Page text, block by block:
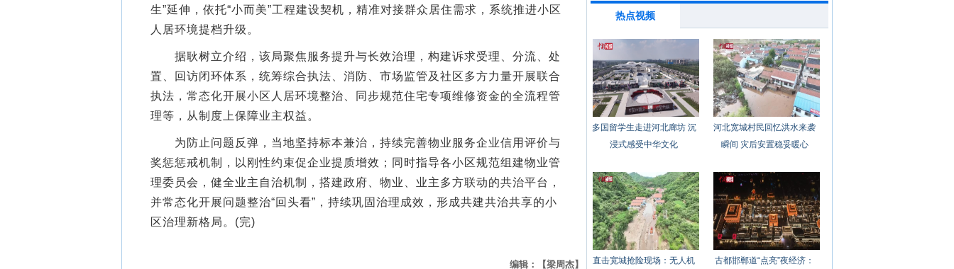
生”延伸，依托“小而美”工程建设契机，精准对接群众居住需求，系统推进小区
人居环境提档升级。
据耿树立介绍，该局聚焦服务提升与长效治理，构建诉求受理、分流、处
置、回访闭环体系，统筹综合执法、消防、市场监管及社区多方力量开展联合
执法，常态化开展小区人居环境整治、同步规范住宅专项维修资金的全流程管
理等，从制度上保障业主权益。
为防止问题反弹，当地坚持标本兼治，持续完善物业服务企业信用评价与
奖惩惩戒机制，以刚性约束促企业提质增效；同时指导各小区规范组建物业管
理委员会，健全业主自治机制，搭建政府、物业、业主多方联动的共治平台，
并常态化开展问题整治“回头看”，持续巩固治理成效，形成共建共治共享的小
区治理新格局。(完)
编辑：【梁周杰】
热点视频
多国留学生走进河北廊坊 沉
浸式感受中华文化
河北宽城村民回忆洪水来袭
瞬间 灾后安置稳妥暖心
直击宽城抢险现场：无人机
古都邯郸道“点亮”夜经济：